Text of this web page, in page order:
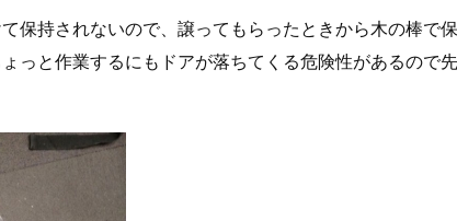
保持されないので、譲ってもらったときから木の棒で保
っと作業するにもドアが落ちてくる危険性があるので